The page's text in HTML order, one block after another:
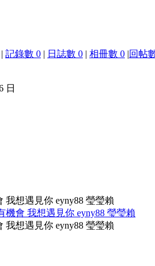
| 記錄數 0 | 日誌數 0 | 相冊數 0 |回帖
日
我想遇見你 eyny88 瑩瑩賴
機會 我想遇見你 eyny88 瑩瑩賴
我想遇見你 eyny88 瑩瑩賴